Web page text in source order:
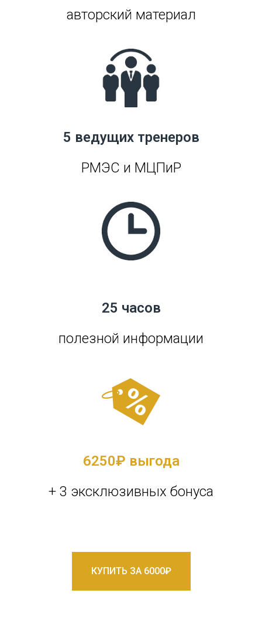
авторский материал
5 ведущих тренеров
РМЭС и МЦПиР
25 часов
полезной информации
6250₽ выгода
+ 3 эксклюзивных бонуса
КУПИТЬ ЗА 6000₽